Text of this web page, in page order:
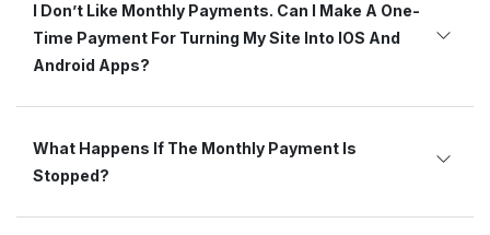
I Don’t Like Monthly Payments. Can I Make A One-
Time Payment For Turning My Site Into IOS And
Android Apps?
What Happens If The Monthly Payment Is
Stopped?